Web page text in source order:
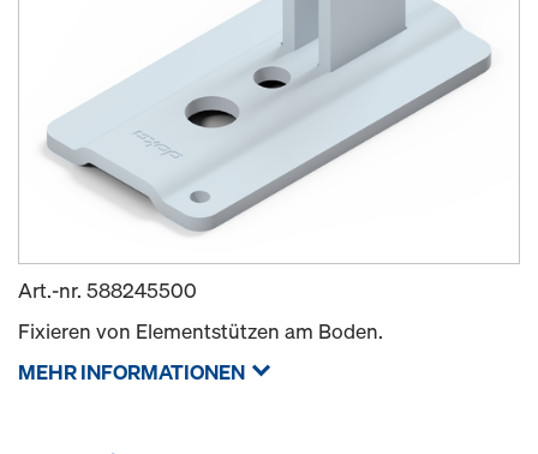
Art.-nr. 588245500
Fixieren von Elementstützen am Boden.
MEHR INFORMATIONEN